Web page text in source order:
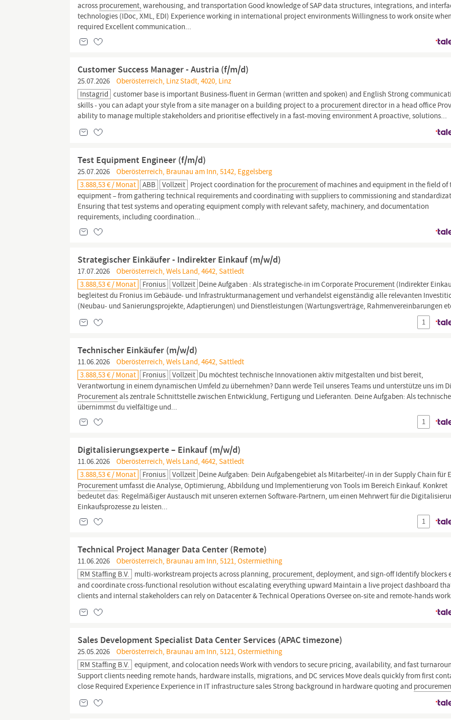
across procurement, warehousing, and transportation Good knowledge of SAP data structures, integrations, and
technologies (IDoc, XML, EDI) Experience working in international project environments Willingness to work onsite when
required Excellent communication...
Customer Success Manager - Austria (f/m/d)
25.07.2026
Oberösterreich, Linz Stadt, 4020, Linz
Instagrid customer base is important Business-fluent in German (written and spoken) and English Strong
skills - you can adapt your style from a site manager on a building project to a procurementdirector in a head office
ability to manage multiple stakeholders and prioritise effectively in a fast-moving environment A proactive, solutions...
Test Equipment Engineer (f/m/d)
25.07.2026
Oberösterreich, Braunau am Inn, 5142, Eggelsberg
3.888,53 € / Monat
ABB Vollzeit Project coordination for the procurementof machines and equipment in the field of
equipment – from gathering technical requirements and coordinating with suppliers to commissioning and
Ensuring that test systems and operating equipment comply with relevant safety, machinery, and documentation
requirements, including coordination...
Strategischer Einkäufer - Indirekter Einkauf (m/w/d)
17.07.2026
Oberösterreich, Wels Land, 4642, Sattledt
3.888,53 € / Monat
Fronius Vollzeit Deine Aufgaben : Als strategische-in im Corporate Procurement (Indirekter
begleitest du Fronius im Gebäude- und Infrastrukturmanagement und verhandelst eigenständig alle relevanten
(Neubau- und Sanierungsprojekte, Adaptierungen) und Dienstleistungen (Wartungsverträge, Rahmenvereinbarungen
1
Technischer Einkäufer (m/w/d)
11.06.2026
Oberösterreich, Wels Land, 4642, Sattledt
3.888,53 € / Monat
Fronius Vollzeit Du möchtest technische Innovationen aktiv mitgestalten und bist bereit,
Verantwortung in einem dynamischen Umfeld zu übernehmen? Dann werde Teil unseres Teams und unterstütze uns im
Procurementals zentrale Schnittstelle zwischen Entwicklung, Fertigung und Lieferanten. Deine Aufgaben: Als
übernimmst du vielfältige und...
1
Digitalisierungsexperte – Einkauf (m/w/d)
11.06.2026
Oberösterreich, Wels Land, 4642, Sattledt
3.888,53 € / Monat
Fronius Vollzeit Deine Aufgaben: Dein Aufgabengebiet als Mitarbeiter/-in in der Supply Chain für
Procurement umfasst die Analyse, Optimierung, Abbildung und Implementierung von Tools im Bereich Einkauf. Konkret
bedeutet das: Regelmäßiger Austausch mit unseren externen Software-Partnern, um einen Mehrwert für die
Einkaufsprozesse zu leisten...
1
Technical Project Manager Data Center (Remote)
11.06.2026
Oberösterreich, Braunau am Inn, 5121, Ostermiething
RM Staffing B.V. multi-workstream projects across planning, procurement, deployment, and sign-off Identify blockers
and coordinate cross-functional resolution without escalating everything upward Maintain a live project dashboard
clients and internal stakeholders can rely on Datacenter & Technical Operations Oversee on-site and remote-hands
Sales Development Specialist Data Center Services (APAC timezone)
25.05.2026
Oberösterreich, Braunau am Inn, 5121, Ostermiething
RM Staffing B.V. equipment, and colocation needs Work with vendors to secure pricing, availability, and fast
Support clients needing remote hands, hardware installs, migrations, and DC services Move deals quickly from first
close Required Experience Experience in IT infrastructure sales Strong background in hardware quoting and